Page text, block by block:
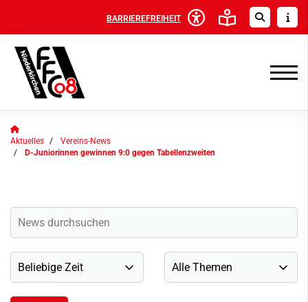
BARRIEREFREIHEIT
Aktuelles
Vereins-News
D-Juniorinnen gewinnen 9:0 gegen Tabellenzweiten